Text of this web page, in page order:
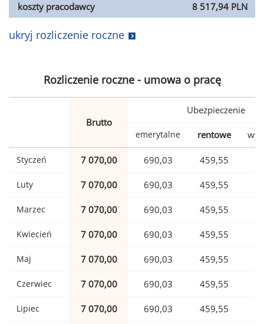
koszty pracodawcy
8 517,94 PLN
ukryj rozliczenie roczne
Rozliczenie roczne - umowa o pracę
Brutto
Ubezpieczenie
emerytalne rentowe
Styczeń 7 070,00 690,03 459,55
Luty 7 070,00 690,03 459,55
Marzec 7 070,00 690,03 459,55
Kwiecień 7 070,00 690,03 459,55
Maj 7 070,00 690,03 459,55
Czerwiec 7 070,00 690,03 459,55
Lipiec 7 070,00 690,03 459,55